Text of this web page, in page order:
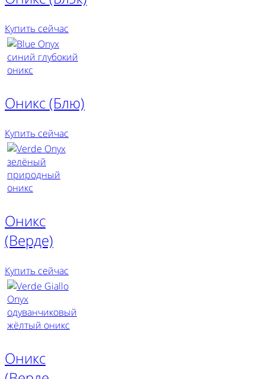
Купить сейчас
Оникс (Блю)
Купить сейчас
Оникс
(Верде)
Купить сейчас
Оникс